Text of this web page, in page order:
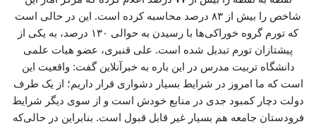
شاخص را بیش از ۸۳ درصد محاسبه کرده است. این در حالی است
که تورم گروه خوراکی‌ها با رسیدن به حوالی ۱۳۰ درصد، به یکی از
پیشتازان تورم تبدیل شده است. علی قنبری، عضو هیات علمی
دانشگاه تربیت مدرس در این باره به خبرآنلاین گفت: واقعیت این
است که ما امروز در شرایط بسیار دشواری قرار داریم؛ از یک طرف
دولت دچار کمبود جدی در منابع خودش است و از سوی دیگر شرایط
فرودستان جامعه هم بسیار غیر قابل قبول است. بنابراین در حالی‌که